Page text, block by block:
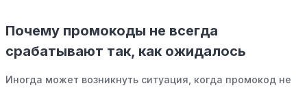
Почему промокоды не всегда
срабатывают так, как ожидалось
Иногда может возникнуть ситуация, когда промокод не